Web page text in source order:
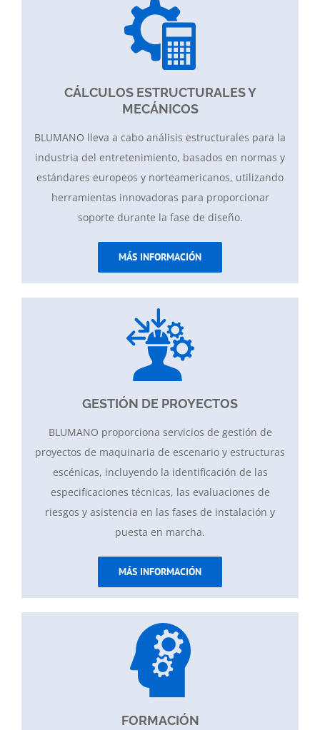
CÁLCULOS ESTRUCTURALES Y
MECÁNICOS
BLUMANO lleva a cabo análisis estructurales para la
industria del entretenimiento, basados ​​en normas y
estándares europeos y norteamericanos, utilizando
herramientas innovadoras para proporcionar
soporte durante la fase de diseño.
MÁS INFORMACIÓN
GESTIÓN DE PROYECTOS
BLUMANO proporciona servicios de gestión de
proyectos de maquinaria de escenario y estructuras
escénicas, incluyendo la identificación de las
especificaciones técnicas, las evaluaciones de
riesgos y asistencia en las fases de instalación y
puesta en marcha.
MÁS INFORMACIÓN
FORMACIÓN